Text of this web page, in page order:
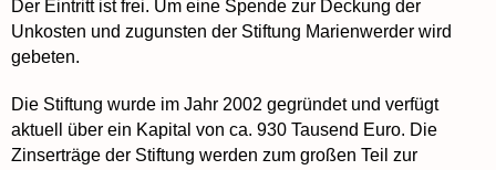
Der Eintritt ist frei. Um eine Spende zur Deckung der
Unkosten und zugunsten der Stiftung Marienwerder wird
gebeten.
Die Stiftung wurde im Jahr 2002 gegründet und verfügt
aktuell über ein Kapital von ca. 930 Tausend Euro. Die
Zinserträge der Stiftung werden zum großen Teil zur